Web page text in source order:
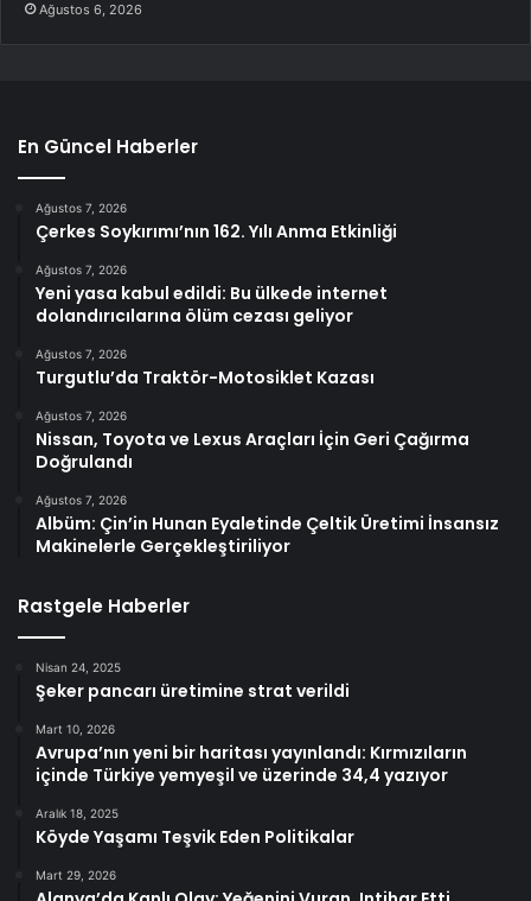
Ağustos 6, 2026
En Güncel Haberler
Ağustos 7, 2026
Çerkes Soykırımı’nın 162. Yılı Anma Etkinliği
Ağustos 7, 2026
Yeni yasa kabul edildi: Bu ülkede internet
dolandırıcılarına ölüm cezası geliyor
Ağustos 7, 2026
Turgutlu’da Traktör-Motosiklet Kazası
Ağustos 7, 2026
Nissan, Toyota ve Lexus Araçları İçin Geri Çağırma
Doğrulandı
Ağustos 7, 2026
Albüm: Çin’in Hunan Eyaletinde Çeltik Üretimi İnsansız
Makinelerle Gerçekleştiriliyor
Rastgele Haberler
Nisan 24, 2025
Şeker pancarı üretimine strat verildi
Mart 10, 2026
Avrupa’nın yeni bir haritası yayınlandı: Kırmızıların
içinde Türkiye yemyeşil ve üzerinde 34,4 yazıyor
Aralık 18, 2025
Köyde Yaşamı Teşvik Eden Politikalar
Mart 29, 2026